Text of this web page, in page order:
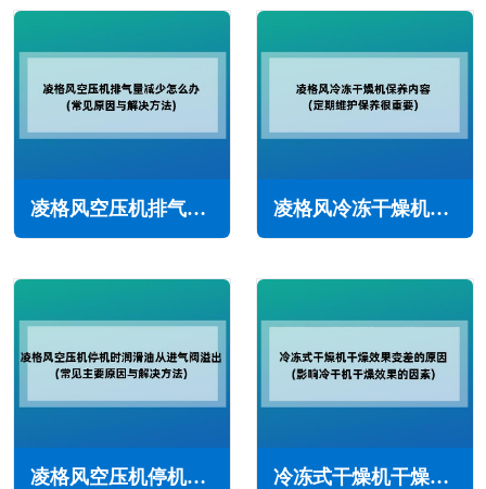
凌格风空压机排气量减少怎么办(常见原因与解决方法) 凌格风冷冻干燥机保养内容(定期维护保养很重要)
凌格风空压机停机时润滑油从进气阀溢出(常见主要原因与解决方法) 冷冻式干燥机干燥效果变差的原因(影响冷干机干燥效果的因素)